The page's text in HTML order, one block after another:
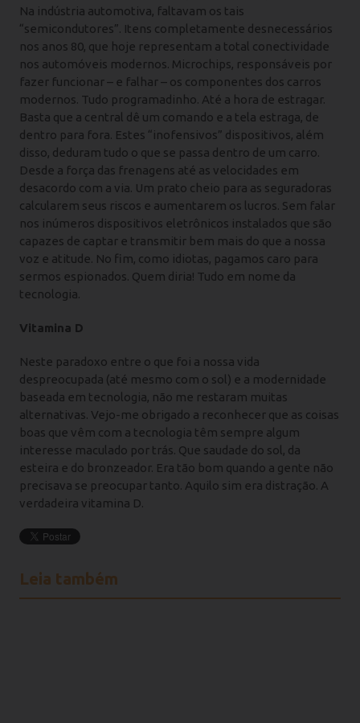
Na indústria automotiva, faltavam os tais
“semicondutores”. Itens completamente desnecessários
nos anos 80, que hoje representam a total conectividade
nos automóveis modernos. Microchips, responsáveis por
fazer funcionar – e falhar – os componentes dos carros
modernos. Tudo programadinho. Até a hora de estragar.
Basta que a central dê um comando e a tela estraga, de
dentro para fora. Estes “inofensivos” dispositivos, além
disso, deduram tudo o que se passa dentro de um carro.
Desde a força das frenagens até as velocidades em
desacordo com a via. Um prato cheio para as seguradoras
calcularem seus riscos e aumentarem os lucros. Sem falar
nos inúmeros dispositivos eletrônicos instalados que são
capazes de captar e transmitir bem mais do que a nossa
voz e atitude. No fim, como idiotas, pagamos caro para
sermos espionados. Quem diria! Tudo em nome da
tecnologia.
Vitamina D
Neste paradoxo entre o que foi a nossa vida
despreocupada (até mesmo com o sol) e a modernidade
baseada em tecnologia, não me restaram muitas
alternativas. Vejo-me obrigado a reconhecer que as coisas
boas que vêm com a tecnologia têm sempre algum
interesse maculado por trás. Que saudade do sol, da
esteira e do bronzeador. Era tão bom quando a gente não
precisava se preocupar tanto. Aquilo sim era distração. A
verdadeira vitamina D.
Leia também